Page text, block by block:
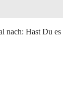
nach: Hast Du